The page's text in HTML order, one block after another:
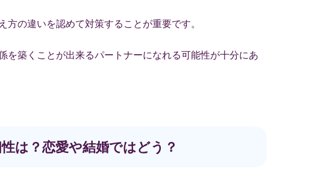
の違いを認めて対策することが重要です。
を築くことが出来るパートナーになれる可能性が十分にあ
は？恋愛や結婚ではどう？